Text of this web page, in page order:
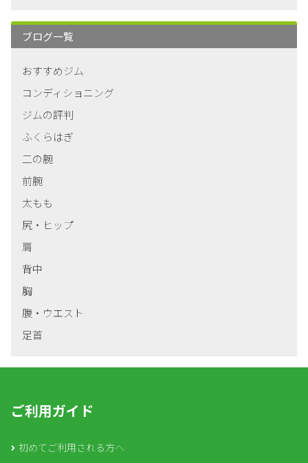
ブログ一覧
おすすめジム
コンディショニング
ジムの評判
ふくらはぎ
二の腕
前腕
太もも
尻・ヒップ
肩
背中
胸
腹・ウエスト
足首
ご利用ガイド
初めてご利用される方へ